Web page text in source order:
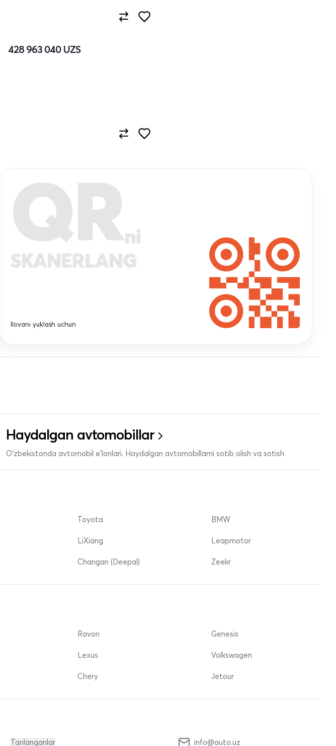
428 963 040 UZS
QRni
SKANERLANG
Ilovani yuklash uchun
Haydalgan avtomobillar
O'zbekistonda avtomobil e’lonlari. Haydalgan avtomobillarni sotib olish va sotish
Toyota
LiXiang
Changan (Deepal)
BMW
Leapmotor
Zeekr
Ravon
Lexus
Chery
Genesis
Volkswagen
Jetour
Tanlanganlar info@auto.uz